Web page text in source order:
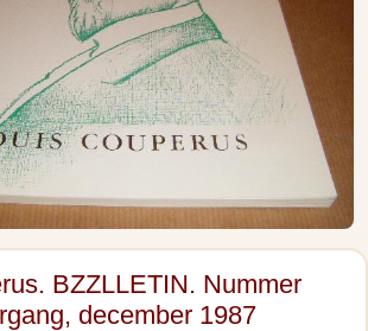
BZZLLETIN. Nummer
december 1987